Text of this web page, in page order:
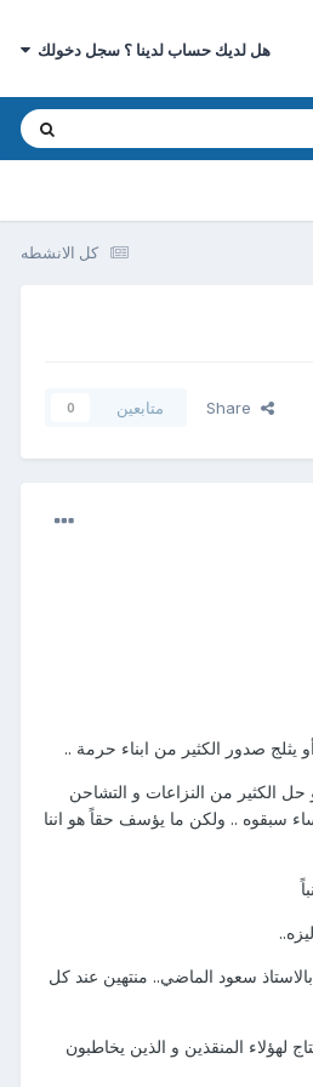
هل لديك حساب لدينا ؟ سجل دخولك
كل الانشطه
متابعين 0
صدور الكثير من ابناء حرمة ..
حل الكثير من النزاعات و التشاحن
سبقوه .. ولكن ما يؤسف حقاً هو اننا
سعود الماضي.. منتهين عند كل
المنقذين و الذين يخاطبون